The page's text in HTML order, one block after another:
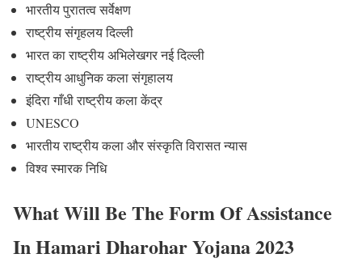
भारतीय पुरातत्व सर्वेक्षण
राष्ट्रीय संगृहलय दिल्ली
भारत का राष्ट्रीय अभिलेखगर नई दिल्ली
राष्ट्रीय आधुनिक कला संगृहालय
इंदिरा गाँधी राष्ट्रीय कला केंद्र
UNESCO
भारतीय राष्ट्रीय कला और संस्कृति विरासत न्यास
विश्व स्मारक निधि
What Will Be The Form Of Assistance
In Hamari Dharohar Yojana 2023